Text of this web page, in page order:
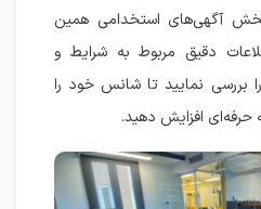
آگهی‌های استخدامی همین
دقیق مربوط به شرایط و
بررسی نمایید تا شانس خود را
حرفه‌ای افزایش دهید.